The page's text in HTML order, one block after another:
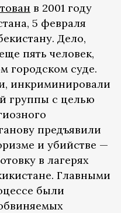
в 2001 году
5 февраля
Дело,
пять человек,
городском суде.
инкриминировали
группы с целью
предъявили
и убийстве —
в лагерях
Главными
были